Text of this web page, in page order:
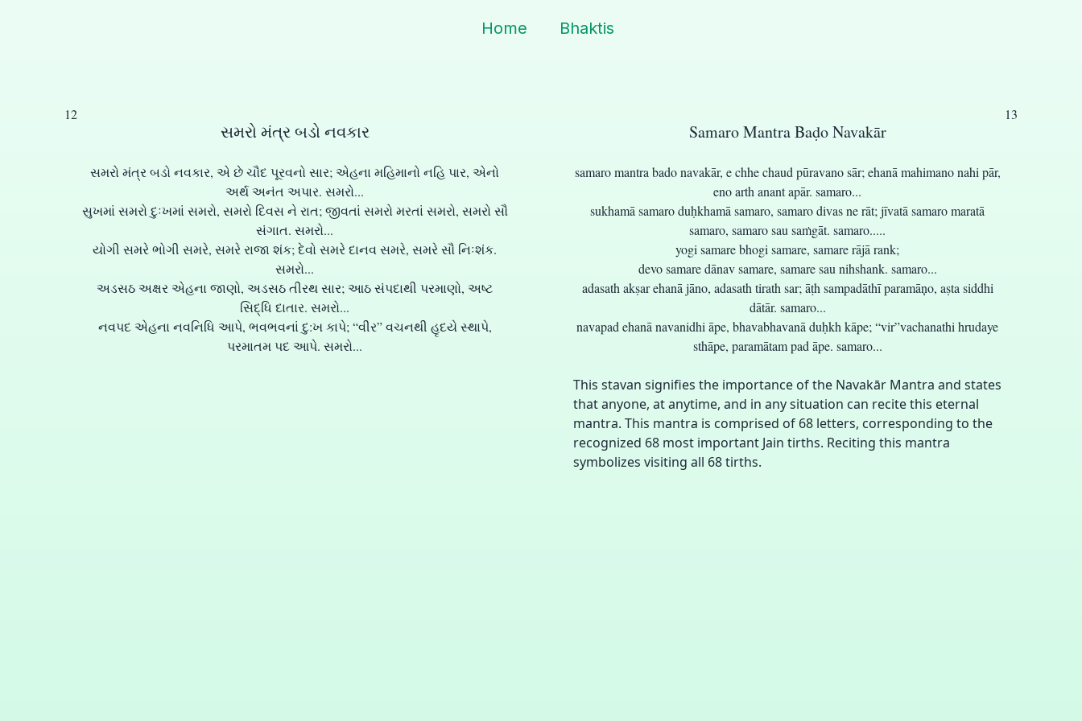
Home Bhaktis
સમરો મંત્ર બડો નવકાર
સમરો મંત્ર બડો નવકાર, એ છે ચૌદ પૂરવનો સાર; એહના મહિમાનો નહિ પાર, એનો
અર્થ અનંત અપાર. સમરો...
સુખમાં સમરો દુઃખમાં સમરો, સમરો દિવસ ને રાત; જીવતાં સમરો મરતાં સમરો, સમરો સૌ
સંગાત. સમરો...
યોગી સમરે ભોગી સમરે, સમરે રાજા શંક; દેવો સમરે દાનવ સમરે, સમરે સૌ નિઃશંક.
સમરો...
અડસઠ અક્ષર એહના જાણો, અડસઠ તીરથ સાર; આઠ સંપદાથી પરમાણો, અષ્ટ
સિદ્ધિ દાતાર. સમરો...
નવપદ એહના નવનિધિ આપે, ભવભવનાં દુ:ખ કાપે; “વીર” વચનથી હૃદયે સ્થાપે,
પરમાતમ પદ આપે. સમરો...
12
Samaro Mantra Baḍo Navakār
samaro mantra bado navakār, e chhe chaud pūravano sār; ehanā mahimano nahi pār,
eno arth anant apār. samaro...
sukhamā samaro duḥkhamā samaro, samaro divas ne rāt; jīvatā samaro maratā
samaro, samaro sau saṁgāt. samaro.....
yogi samare bhogi samare, samare rājā rank;
devo samare dānav samare, samare sau nihshank. samaro...
adasath akṣar ehanā jāno, adasath tirath sar; āṭh sampadāthī paramāņo, aṣta siddhi
dātār. samaro...
navapad ehanā navanidhi āpe, bhavabhavanā duḥkh kāpe; “vir”vachanathi hrudaye
sthāpe, paramātam pad āpe. samaro...
This stavan signifies the importance of the Navakār Mantra and states
that anyone, at anytime, and in any situation can recite this eternal
mantra. This mantra is comprised of 68 letters, corresponding to the
recognized 68 most important Jain tirths. Reciting this mantra
symbolizes visiting all 68 tirths.
13